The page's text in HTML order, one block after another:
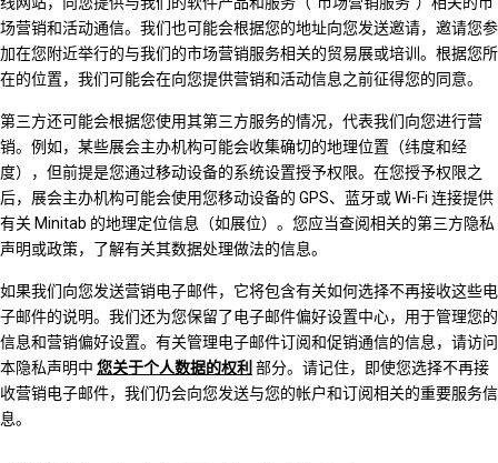
场营销和活动通信。我们也可能会根据您的地址向您发送邀请，邀请您参
加在您附近举行的与我们的市场营销服务相关的贸易展或培训。根据您所
在的位置，我们可能会在向您提供营销和活动信息之前征得您的同意。
第三方还可能会根据您使用其第三方服务的情况，代表我们向您进行营
销。例如，某些展会主办机构可能会收集确切的地理位置（纬度和经
度），但前提是您通过移动设备的系统设置授予权限。在您授予权限之
后，展会主办机构可能会使用您移动设备的 GPS、蓝牙或 Wi-Fi 连接提供
有关 Minitab 的地理定位信息（如展位）。您应当查阅相关的第三方隐私
声明或政策，了解有关其数据处理做法的信息。
如果我们向您发送营销电子邮件，它将包含有关如何选择不再接收这些电
子邮件的说明。我们还为您保留了电子邮件偏好设置中心，用于管理您的
信息和营销偏好设置。有关管理电子邮件订阅和促销通信的信息，请访问
本隐私声明中 您关于个人数据的权利 部分。请记住，即使您选择不再接
收营销电子邮件，我们仍会向您发送与您的帐户和订阅相关的重要服务信
息。